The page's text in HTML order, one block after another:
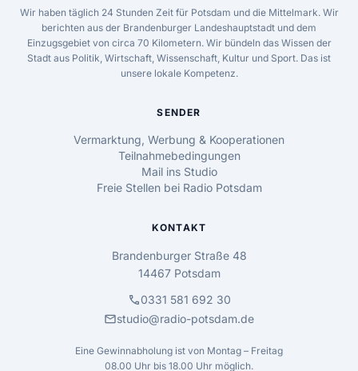
Wir haben täglich 24 Stunden Zeit für Potsdam und die Mittelmark. Wir
berichten aus der Brandenburger Landeshauptstadt und dem
Einzugsgebiet von circa 70 Kilometern. Wir bündeln das Wissen der
Stadt aus Politik, Wirtschaft, Wissenschaft, Kultur und Sport. Das ist
unsere lokale Kompetenz.
SENDER
Vermarktung, Werbung & Kooperationen
Teilnahmebedingungen
Mail ins Studio
Freie Stellen bei Radio Potsdam
KONTAKT
Brandenburger Straße 48
14467 Potsdam
call0331 581 692 30
mailstudio@radio-potsdam.de
Eine Gewinnabholung ist von Montag – Freitag
08.00 Uhr bis 18.00 Uhr möglich.